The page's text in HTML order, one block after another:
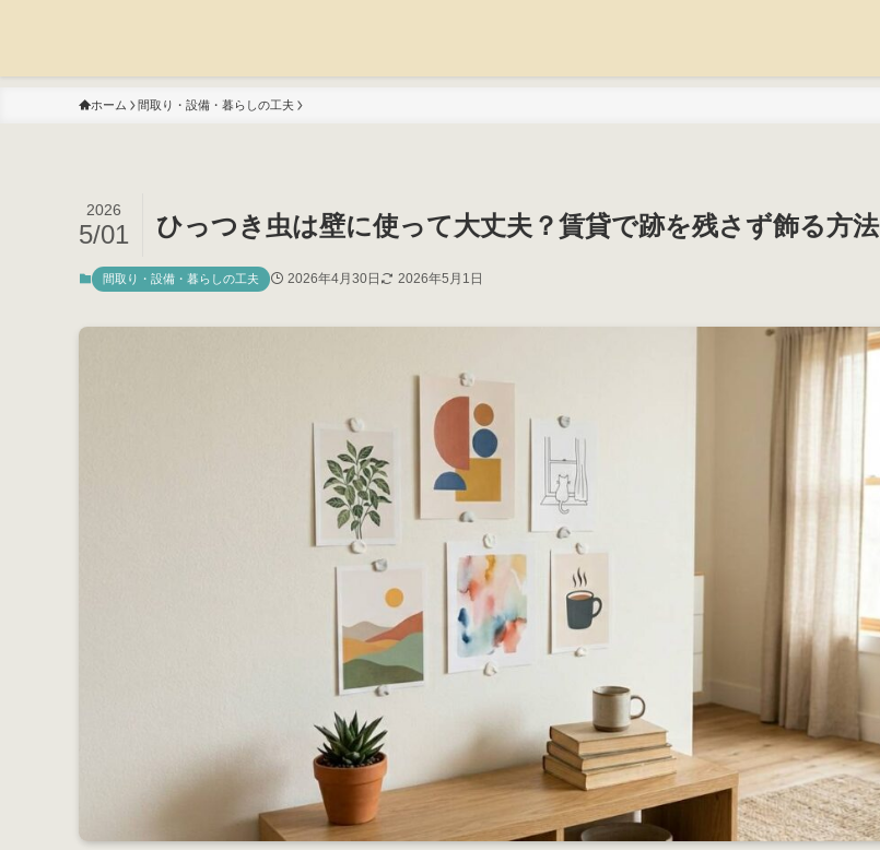
ホーム 間取り・設備・暮らしの工夫
ひっつき虫は壁に使って大丈夫？賃貸で跡を残さず飾る方法
2026
5/01
間取り・設備・暮らしの工夫 2026年4月30日 2026年5月1日